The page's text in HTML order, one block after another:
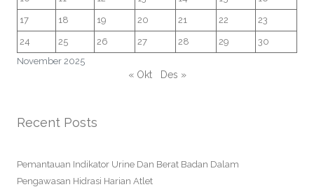
November 2025
17 18 19 20 21 22 23
24 25 26 27 28 29 30
« Okt Des »
Recent Posts
Pemantauan Indikator Urine Dan Berat Badan Dalam
Pengawasan Hidrasi Harian Atlet